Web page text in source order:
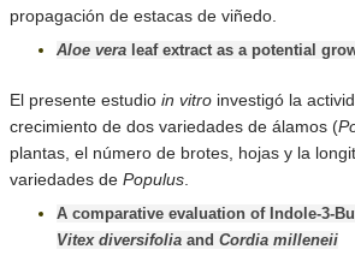
propagación de estacas de viñedo.
Aloe vera leaf extract as a potential
El presente estudioin vitro investigó la
crecimiento de dos variedades de álamos (
plantas, el número de brotes, hojas y la
variedades dePopulus
A comparative evaluation of Indole-3-
Vitex diversifolia andCordia milleneii